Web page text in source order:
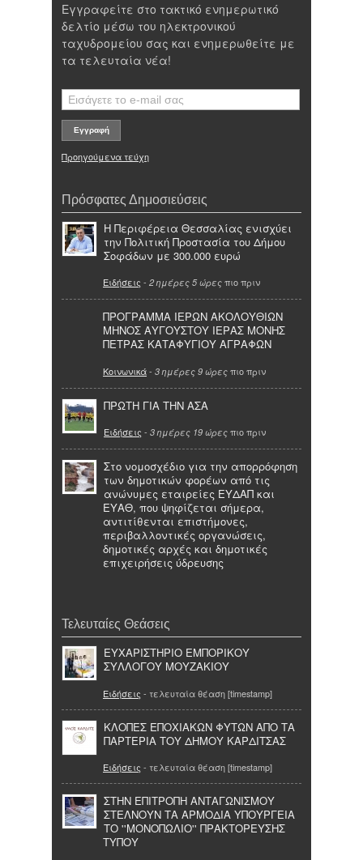
Εγγραφείτε στο τακτικό ενημερωτικό
δελτίο μέσω του ηλεκτρονικού
ταχυδρομείου σας και ενημερωθείτε με
τα τελευταία νέα!
Προηγούμενα τεύχη
Πρόσφατες Δημοσιεύσεις
Η Περιφέρεια Θεσσαλίας ενισχύει
την Πολιτική Προστασία του Δήμου
Σοφάδων με 300.000 ευρώ
Ειδήσεις - 2 ημέρες 5 ώρες πιο πριν
ΠΡΟΓΡΑΜΜΑ ΙΕΡΩΝ ΑΚΟΛΟΥΘΙΩΝ
ΜΗΝΟΣ ΑΥΓΟΥΣΤΟΥ ΙΕΡΑΣ ΜΟΝΗΣ
ΠΕΤΡΑΣ ΚΑΤΑΦΥΓΙΟΥ ΑΓΡΑΦΩΝ
Κοινωνικά- 3 ημέρες 9 ώρες πιο πριν
ΠΡΩΤΗ ΓΙΑ ΤΗΝ ΑΣΑ
Ειδήσεις - 3 ημέρες 19 ώρες πιο πριν
Στο νομοσχέδιο για την απορρόφηση
των δημοτικών φορέων από τις
ανώνυμες εταιρείες ΕΥΔΑΠ και
ΕΥΑΘ, που ψηφίζεται σήμερα,
αντιτίθενται επιστήμονες,
περιβαλλοντικές οργανώσεις,
δημοτικές αρχές και δημοτικές
επιχειρήσεις ύδρευσης
Τελευταίες Θεάσεις
ΕΥΧΑΡΙΣΤΗΡΙΟ ΕΜΠΟΡΙΚΟΥ
ΣΥΛΛΟΓΟΥ ΜΟΥΖΑΚΙΟΥ
Ειδήσεις - τελευταία θέαση [timestamp]
ΚΛΟΠΕΣ ΕΠΟΧΙΑΚΩΝ ΦΥΤΩΝ ΑΠΟ ΤΑ
ΠΑΡΤΕΡΙΑ ΤΟΥ ΔΗΜΟΥ ΚΑΡΔΙΤΣΑΣ
Ειδήσεις - τελευταία θέαση [timestamp]
ΣΤΗΝ ΕΠΙΤΡΟΠΗ ΑΝΤΑΓΩΝΙΣΜΟΥ
ΣΤΕΛΝΟΥΝ ΤΑ ΑΡΜΟΔΙΑ ΥΠΟΥΡΓΕΙΑ
ΤΟ ''ΜΟΝΟΠΩΛΙΟ'' ΠΡΑΚΤΟΡΕΥΣΗΣ
ΤΥΠΟΥ